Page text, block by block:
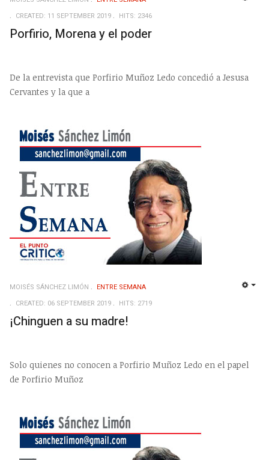
CREATED: 11 SEPTEMBER 2019
HITS: 2346
Porfirio, Morena y el poder
De la entrevista que Porfirio Muñoz Ledo concedió a Jesusa
Cervantes y la que a
MOISÉS SÁNCHEZ LIMÓN
ENTRE SEMANA
CREATED: 06 SEPTEMBER 2019
HITS: 2719
¡Chinguen a su madre!
Solo quienes no conocen a Porfirio Muñoz Ledo en el papel
de Porfirio Muñoz